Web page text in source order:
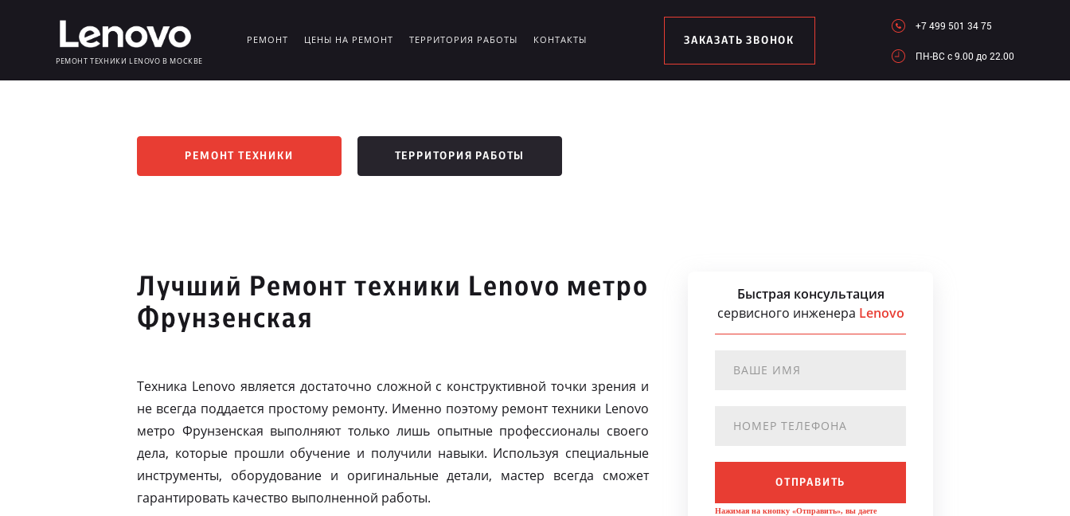
РЕМОНТ ТЕХНИКИ LENOVO В МОСКВЕ
РЕМОНТ ЦЕНЫ НА РЕМОНТ ТЕРРИТОРИЯ РАБОТЫ КОНТАКТЫ ЗАКАЗАТЬ ЗВОНОК
+7 499 501 34 75
ПН-ВC c 9.00 до 22.00
РЕМОНТ ТЕХНИКИ ТЕРРИТОРИЯ РАБОТЫ
Лучший Ремонт техники Lenovo метро
Фрунзенская
Техника Lenovo является достаточно сложной с конструктивной точки зрения и
не всегда поддается простому ремонту. Именно поэтому ремонт техники Lenovo
метро Фрунзенская выполняют только лишь опытные профессионалы своего
дела, которые прошли обучение и получили навыки. Используя специальные
инструменты, оборудование и оригинальные детали, мастер всегда сможет
гарантировать качество выполненной работы.
Быстрая консультация
сервисного инженера Lenovo
ОТПРАВИТЬ
Нажимая на кнопку «Отправить», вы даете